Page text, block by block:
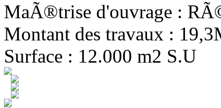
MaÃ®trise d'ouvrage :
Montant des travaux :
Surface : 12.000 m2 S.U